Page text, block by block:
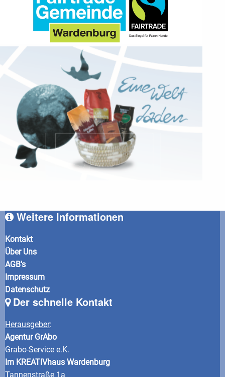
Weitere Informationen
Kontakt
Über Uns
AGB's
Impressum
Datenschutz
Der schnelle Kontakt
Herausgeber:
Agentur GrAbo
Grabo-Service e.K.
Im KREATIVhaus Wardenburg
Tannenstraße 1a